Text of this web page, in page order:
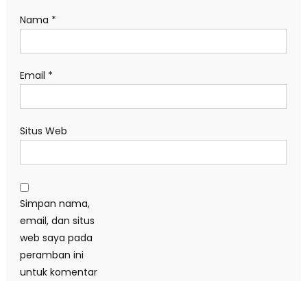
Nama *
Email *
Situs Web
Simpan nama,
email, dan situs
web saya pada
peramban ini
untuk komentar